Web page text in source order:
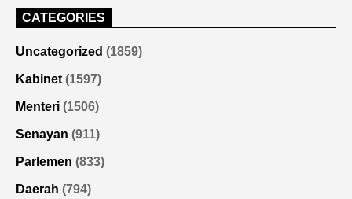
CATEGORIES
Uncategorized (1859)
Kabinet (1597)
Menteri (1506)
Senayan (911)
Parlemen (833)
Daerah (794)